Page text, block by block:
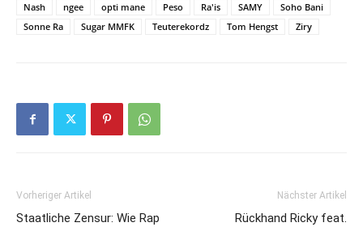
Nash
ngee opti mane Peso Ra'is SAMY
Soho Bani
Sonne Ra
Sugar MMFK Teuterekordz Tom Hengst Ziry
Vorheriger Artikel
Staatliche Zensur: Wie Rap
Nächster Artikel
Rückhand Ricky feat.